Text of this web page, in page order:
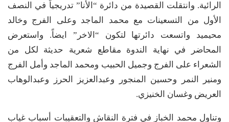
الرائية. وانتقلت القصيدة من دائرة “الأنا” تدريجياً في النصف
الأول من التسعينات مع محمد الماجد وعلى الفرج وخالد
محيميد واتسعت دائرتها لتكون “الاخر” ايضاً. واستعرض
المحاضر في نهاية الندوة مقاطع شعرية حديثة لكل من
الشعراء على الفرج وجميل الحبيب ومحمد الماجد وأمل الفرج
ومنير النمر وحسين المنجور وعبدالعزيز الحرز وعبدالوهاب
العريض وغسان الخنيزي.
وتناول محمد الخباز في فترة النقاش والتعقيبات أسباب غياب